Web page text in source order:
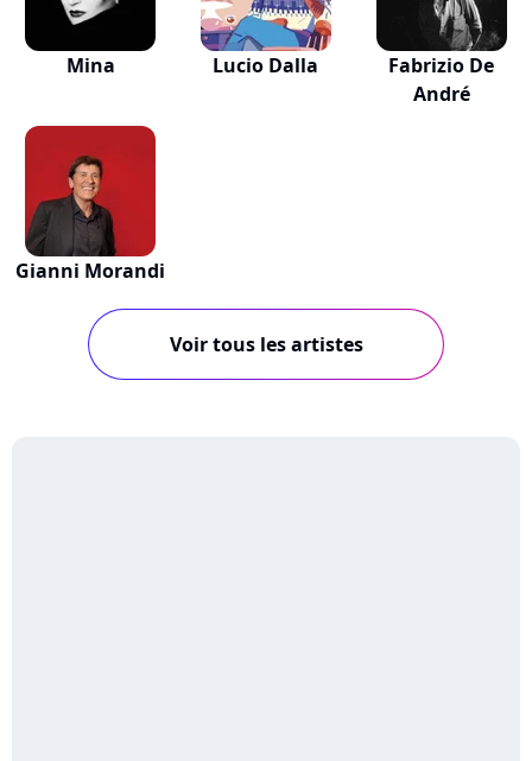
Mina Lucio Dalla
Fabrizio De
André
Gianni Morandi
Voir tous les artistes